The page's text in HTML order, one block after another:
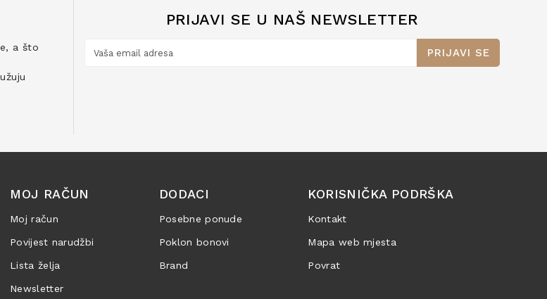
a što
PRIJAVI SE U NAŠ NEWSLETTER
PRIJAVI SE
MOJ RAČUN
Moj račun
Povijest narudžbi
Lista želja
Newsletter
DODACI
Posebne ponude
Poklon bonovi
Brand
KORISNIČKA PODRŠKA
Kontakt
Mapa web mjesta
Povrat